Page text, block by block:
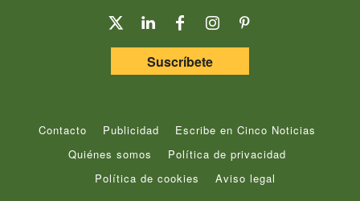
Suscríbete
Contacto Publicidad
Escribe en Cinco Noticias
Quiénes somos
Política de privacidad
Política de cookies
Aviso legal